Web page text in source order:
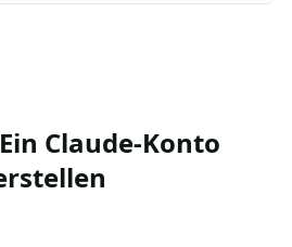
Claude-Konto